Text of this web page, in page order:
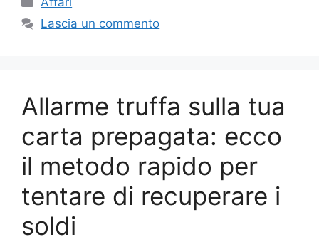
Lascia un commento
Allarme truffa sulla tua
carta prepagata: ecco
il metodo rapido per
tentare di recuperare i
soldi